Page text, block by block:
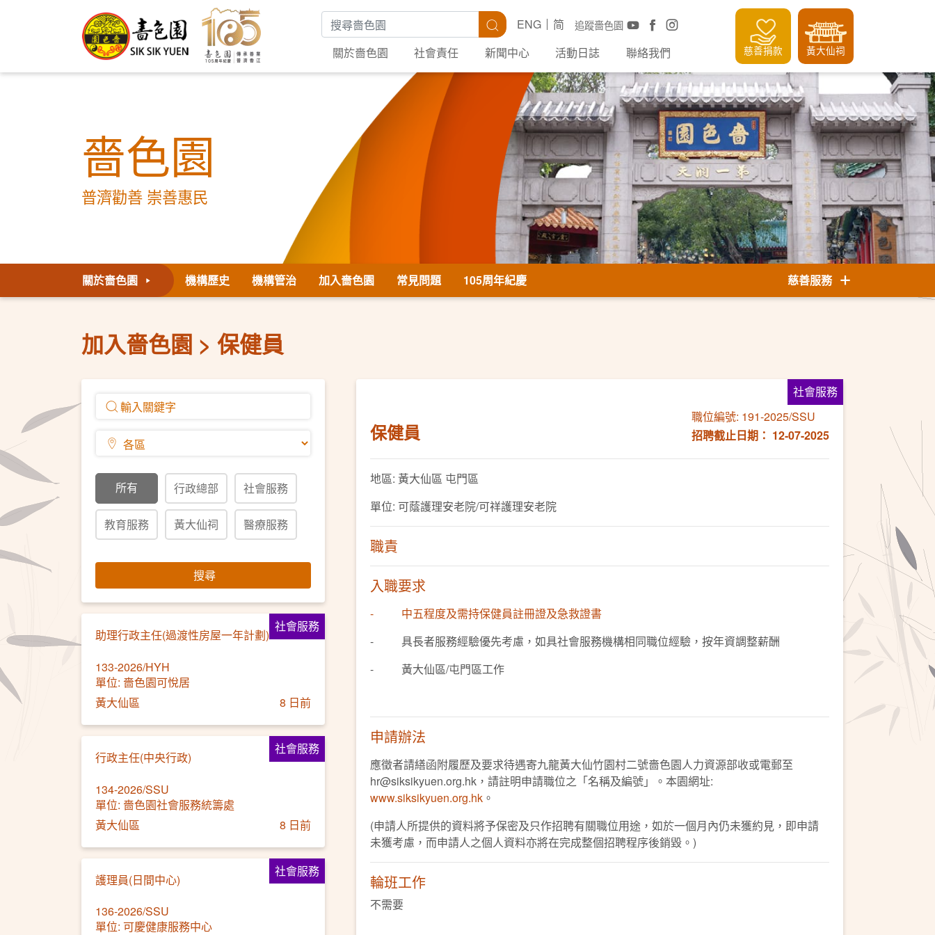
搜尋關鍵字 搜尋 追蹤嗇色園
ENG
简
關於嗇色園
社會責任 新聞中心 活動日誌 聯絡我們 慈善捐款 黃大仙祠
嗇色園
普濟勸善 崇善惠民
關於嗇色園 機構歷史 機構管治 加入嗇色園 常見問題 105周年紀慶 慈善服務
加入嗇色園 保健員
所有 行政總部 社會服務
教育服務 黃大仙祠 醫療服務
搜尋
社會服務
助理行政主任(過渡性房屋一年計劃)
133-2026/HYH
單位: 嗇色園可悅居
黃大仙區
8 日前
社會服務
行政主任(中央行政)
134-2026/SSU
單位: 嗇色園社會服務統籌處
黃大仙區
8 日前
社會服務
護理員(日間中心)
136-2026/SSU
單位: 可慶健康服務中心
社會服務
保健員
職位編號: 191-2025/SSU
招聘截止日期： 12-07-2025
地區: 黃大仙區 屯門區
單位: 可蔭護理安老院/可祥護理安老院
職責
入職要求
- 中五程度及需持保健員註冊證及急救證書
- 具長者服務經驗優先考慮，如具社會服務機構相同職位經驗，按年資調整薪酬
- 黃大仙區/屯門區工作
申請辦法
應徵者請繕函附履歷及要求待遇寄九龍黃大仙竹園村二號嗇色園人力資源部收或電郵至
hr@siksikyuen.org.hk，請註明申請職位之「名稱及編號」。本園網址:
www.siksikyuen.org.hk 。
(申請人所提供的資料將予保密及只作招聘有關職位用途，如於一個月內仍未獲約見，即申請
未獲考慮，而申請人之個人資料亦將在完成整個招聘程序後銷毀。)
輪班工作
不需要